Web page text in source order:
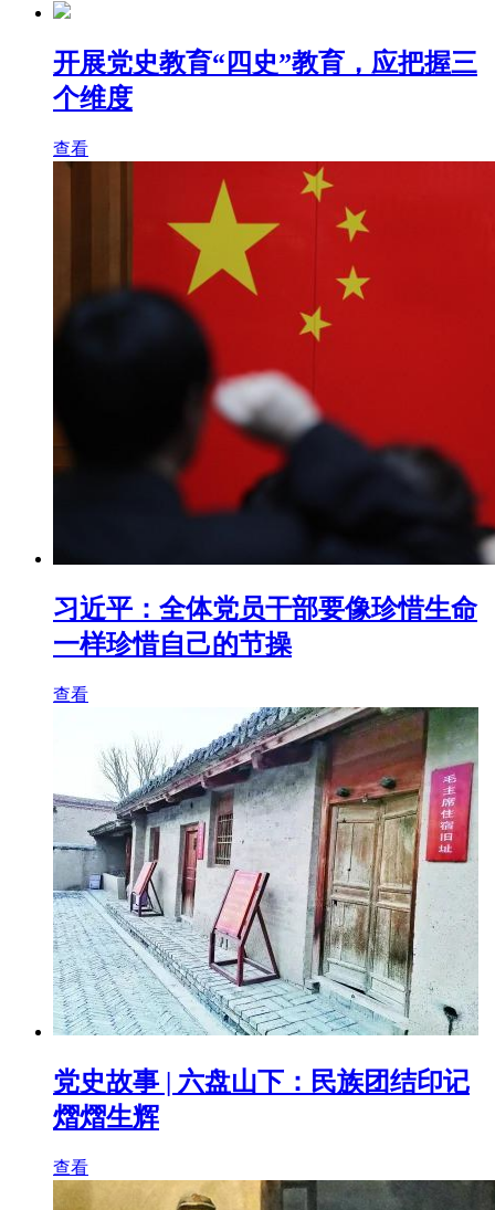
开展党史教育“四史”教育，应把握三
个维度
查看
习近平：全体党员干部要像珍惜生命
一样珍惜自己的节操
查看
党史故事 | 六盘山下：民族团结印记
熠熠生辉
查看